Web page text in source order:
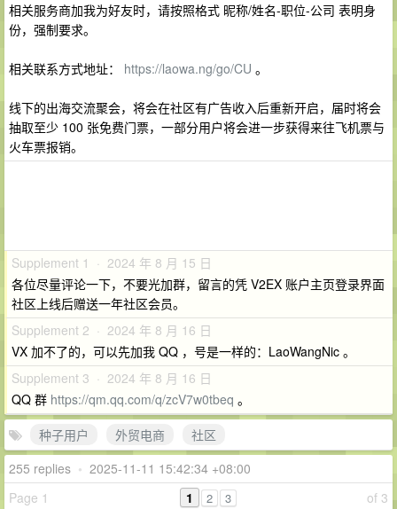
相关服务商加我为好友时，请按照格式 昵称/姓名-职位-公司 表明身
份，强制要求。
相关联系方式地址： https://laowa.ng/go/CU 。
线下的出海交流聚会，将会在社区有广告收入后重新开启，届时将会
抽取至少 100 张免费门票，一部分用户将会进一步获得来往飞机票与
火车票报销。
Supplement 1 · 2024 年 8 月 15 日
各位尽量评论一下，不要光加群，留言的凭 V2EX 账户主页登录界面
社区上线后赠送一年社区会员。
Supplement 2 · 2024 年 8 月 16 日
VX 加不了的，可以先加我 QQ ，号是一样的：LaoWangNic 。
Supplement 3 · 2024 年 8 月 16 日
QQ 群 https://qm.qq.com/q/zcV7w0tbeq 。
种子用户
外贸电商
社区
255 replies • 2025-11-11 15:42:34 +08:00
Page 1
of 3
1 2 3